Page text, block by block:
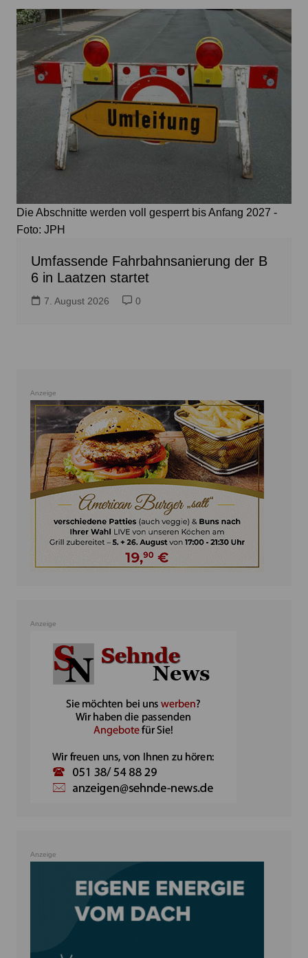
Die Abschnitte werden voll gesperrt bis Anfang 2027 -
Foto: JPH
Umfassende Fahrbahnsanierung der B
6 in Laatzen startet
7. August 2026 0
Anzeige
Anzeige
Anzeige